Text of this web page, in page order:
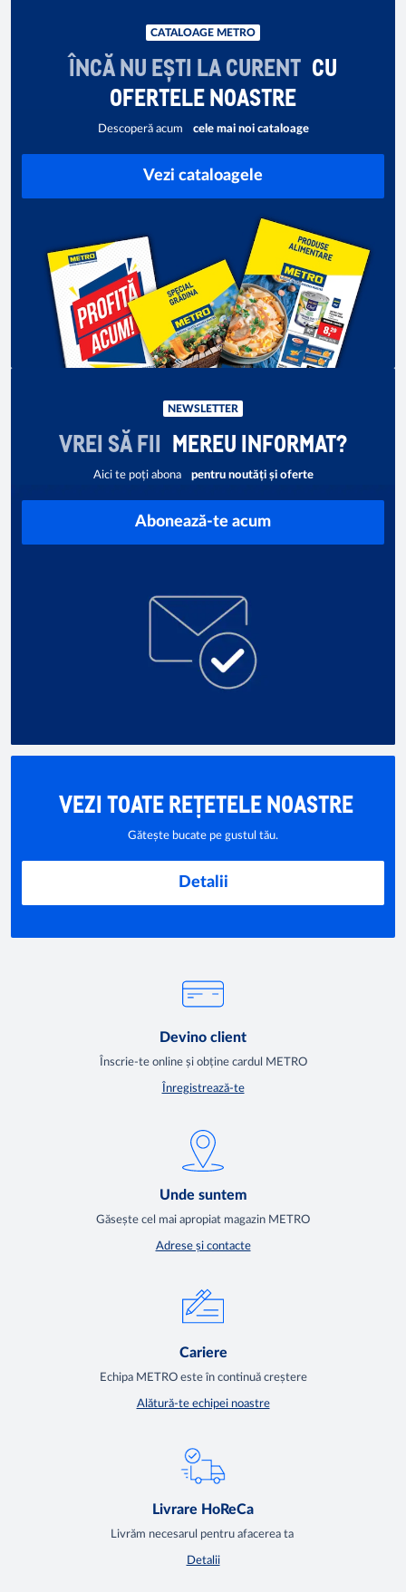
CATALOAGE METRO
ÎNCĂ NU EȘTI LA CURENT CU
OFERTELE NOASTRE
Descoperă acum cele mai noi cataloage
Vezi cataloagele
NEWSLETTER
VREI SĂ FII MEREU INFORMAT?
Aici te poți abona pentru noutăți și oferte
Abonează-te acum
VEZI TOATE REȚETELE NOASTRE
Gătește bucate pe gustul tău.
Detalii
Devino client
Înscrie-te online și obține cardul METRO
Înregistrează-te
Unde suntem
Găsește cel mai apropiat magazin METRO
Adrese și contacte
Cariere
Echipa METRO este în continuă creștere
Alătură-te echipei noastre
Livrare HoReCa
Livrăm necesarul pentru afacerea ta
Detalii